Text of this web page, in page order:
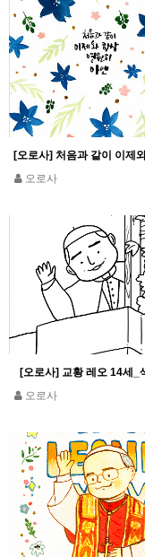
오로사
[오로사] 교황 레오 14세_
오로사